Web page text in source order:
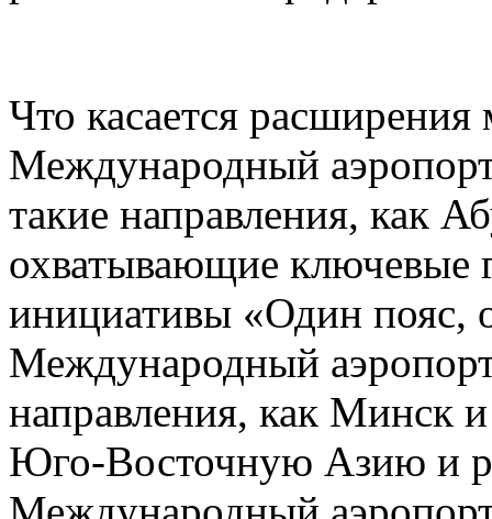
Что касается
Международный
такие направления, как
охватывающие ключевые
инициативы «Один
Международный
направления, как Минск
Юго-Восточную Азию и